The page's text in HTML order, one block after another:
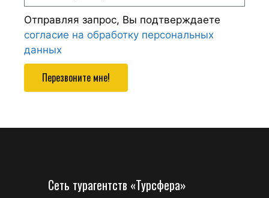
Отправляя запрос, Вы подтверждаете
согласие на обработку персональных
данных
Перезвоните мне!
Сеть турагентств «Турсфера»